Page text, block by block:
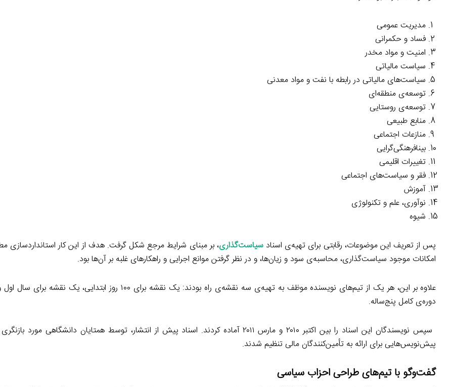
مدیریت عمومی
فساد و حکمرانی
امنیت و مواد مخدر
سیاست مالیاتی
سیاست‌های مالیاتی در رابطه با نفت و مواد معدنی
توسعه‌ی منطقه‌ای
توسعه‌ی روستایی
منابع طبیعی
منازعات اجتماعی
بینافرهنگی‌گرایی
تغییرات اقلیمی
فقر و سیاست‌های اجتماعی
آموزش
نوآوری، علم و تکنولوژی
شیوه
پس از تعریف این موضوعات، رقابتی برای تهیه‌ی اسنادسیاست‌گذاری، بر مبنای شرایط مرجع شکل گرفت. هدف از این کار استانداردسازی
امکانات موجود سیاست‌گذاری، محاسبه‌ی سود و زیان‌ها، و در نظر گرفتن موانع اجرایی و راهکارهای غلبه بر آن‌ها بود.
علاوه بر این، هر یک از تیم‌های نویسنده موظف به تهیه‌ی سه نقشه‌ی راه بودند: یک نقشه برای ۱۰۰ روز
دوره‌ی کامل پنج‌ساله.
سپس نویسندگان این اسناد را بین اکتبر ۲۰۱۰ و مارس ۲۰۱۱ آماده کردند. اسناد پیش از انتشار، توسط همتایان دانشگاهی مورد
پیش‌نویس‌هایی برای ارائه به تأمین‌کنندگان مالی تنظیم شدند.
گفت‌وگو با تیم‌های طراحی احزاب سیاسی